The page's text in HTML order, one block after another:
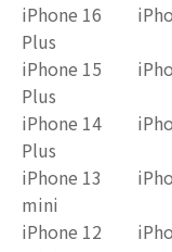
iPhone 16
Plus
iPhone 15
Plus
iPhone 14
Plus
iPhone 13
mini
iPhone 12